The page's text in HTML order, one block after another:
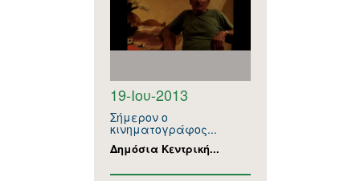
19-Ιου-2013
Σήμερον ο
κινηματογράφος...
Δημόσια Κεντρική...